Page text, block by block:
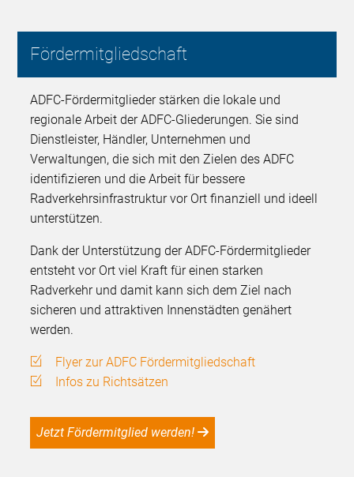
Fördermitgliedschaft
ADFC-Fördermitglieder stärken die lokale und
regionale Arbeit der ADFC-Gliederungen. Sie sind
Dienstleister, Händler, Unternehmen und
Verwaltungen, die sich mit den Zielen des ADFC
identifizieren und die Arbeit für bessere
Radverkehrsinfrastruktur vor Ort finanziell und ideell
unterstützen.
Dank der Unterstützung der ADFC-Fördermitglieder
entsteht vor Ort viel Kraft für einen starken
Radverkehr und damit kann sich dem Ziel nach
sicheren und attraktiven Innenstädten genähert
werden.
Flyer zur ADFC Fördermitgliedschaft
Infos zu Richtsätzen
Jetzt Fördermitglied werden!